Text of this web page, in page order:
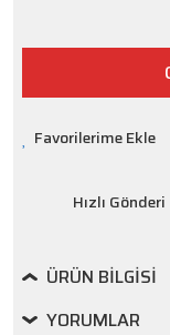
Hızlı Gönderi
ÜRÜN BILGISI
YORUMLAR